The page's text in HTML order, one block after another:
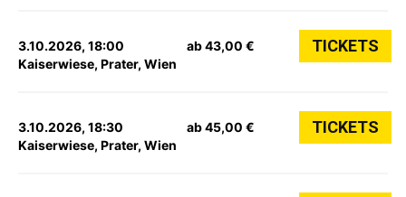
3.10.2026, 18:00
Kaiserwiese, Prater, Wien
ab 43,00 € TICKETS
3.10.2026, 18:30
Kaiserwiese, Prater, Wien
ab 45,00 € TICKETS